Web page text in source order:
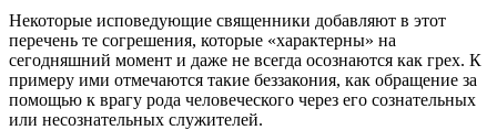
Некоторые исповедующие священники добавляют в этот
перечень те согрешения, которые «характерны» на
сегодняшний момент и даже не всегда осознаются как грех. К
примеру ими отмечаются такие беззакония, как обращение за
помощью к врагу рода человеческого через его сознательных
или несознательных служителей.